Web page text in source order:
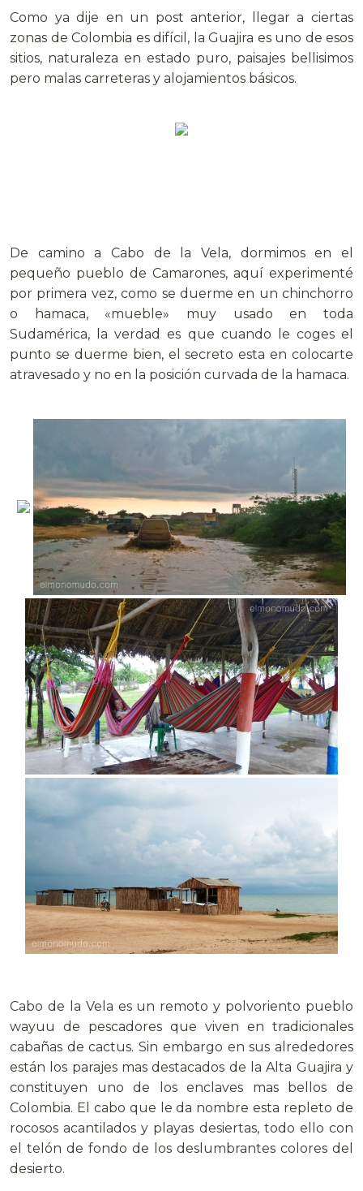
Como ya dije en un post anterior, llegar a ciertas
zonas de Colombia es difícil, la Guajira es uno de esos
sitios, naturaleza en estado puro, paisajes bellisimos
pero malas carreteras y alojamientos básicos.
De camino a Cabo de la Vela, dormimos en el
pequeño pueblo de Camarones, aquí experimenté
por primera vez, como se duerme en un chinchorro
o hamaca, «mueble» muy usado en toda
Sudamérica, la verdad es que cuando le coges el
punto se duerme bien, el secreto esta en colocarte
atravesado y no en la posición curvada de la hamaca.
Cabo de la Vela es un remoto y polvoriento pueblo
wayuu de pescadores que viven en tradicionales
cabañas de cactus. Sin embargo en sus alrededores
están los parajes mas destacados de la Alta Guajira y
constituyen uno de los enclaves mas bellos de
Colombia. El cabo que le da nombre esta repleto de
rocosos acantilados y playas desiertas, todo ello con
el telón de fondo de los deslumbrantes colores del
desierto.